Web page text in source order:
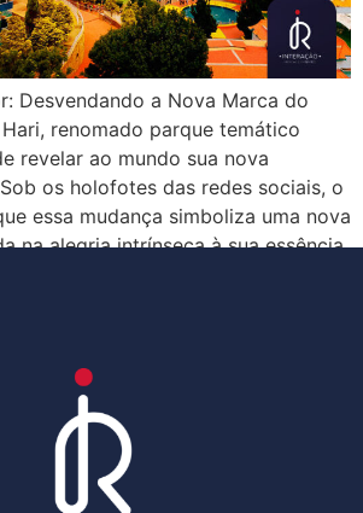
Desvendando a Nova Marca do
renomado parque temático
revelar ao mundo sua nova
os holofotes das redes sociais, o
essa mudança simboliza uma nova
na alegria intrínseca à sua essência.